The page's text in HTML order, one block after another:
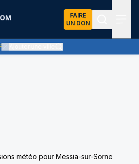
FAIRE
UN DON
clair - quasiment pas de nuages et un soleil
météo pour Messia-sur-Sorne